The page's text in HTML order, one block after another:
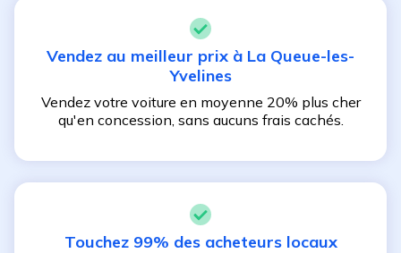
Vendez au meilleur prix à La Queue-les-
Yvelines
Vendez votre voiture en moyenne 20% plus cher
qu'en concession, sans aucuns frais cachés.
Touchez 99% des acheteurs locaux